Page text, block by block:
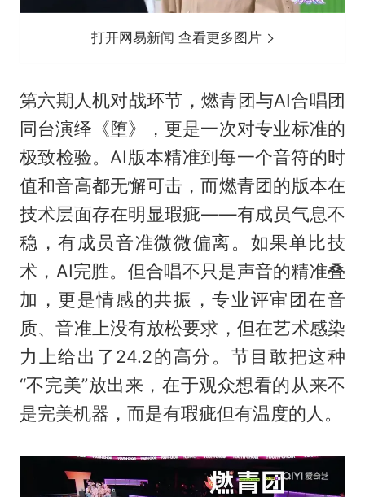
打开网易新闻 查看更多图片
第六期人机对战环节，燃青团与AI合唱团
同台演绎《堕》，更是一次对专业标准的
极致检验。AI版本精准到每一个音符的时
值和音高都无懈可击，而燃青团的版本在
技术层面存在明显瑕疵——有成员气息不
稳，有成员音准微微偏离。如果单比技
术，AI完胜。但合唱不只是声音的精准叠
加，更是情感的共振，专业评审团在音
质、音准上没有放松要求，但在艺术感染
力上给出了24.2的高分。节目敢把这种
“不完美”放出来，在于观众想看的从来不
是完美机器，而是有瑕疵但有温度的人。